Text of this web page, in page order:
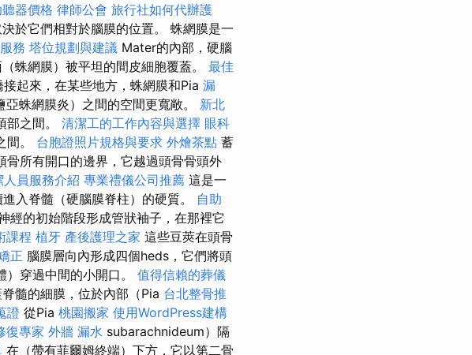
聽器價格 律師公會 旅行社如何代辦護
於它們相對於腦膜的位置。 蛛網膜是一
務 塔位規劃與建議 Mater的內部，硬腦
蛛網膜）被平坦的間皮細胞覆蓋。 最佳
起來，在某些地方，蛛網膜和Pia 漏
蛛網膜炎）之間的空間更寬敞。 新北
部之間。 清潔工的工作內容與選擇 眼科
間。 台胞證照片規格與要求 外燴茶點 蓄
所有開口的邊界，它越過頭骨骨頭外
人員服務介紹 專業禮儀公司推薦 這是一
入脊髓（硬腦膜脊柱）的硬質。 自助
經的初始階段形成管狀袖子，在那裡它
課程 植牙 產後護理之家 這些豆莢在頭骨
正 腦膜層向內形成四個heds，它們將頭
穿過中間的小開口。 值得信賴的葬儀
髓的細膜，位於內部（Pia 台北整骨推
證 從Pia 桃園搬家 使用WordPress建構
復專家 外牆 漏水 subarachnideum）隔
在（帶有菲爾姆終端）下方，它以第二骨